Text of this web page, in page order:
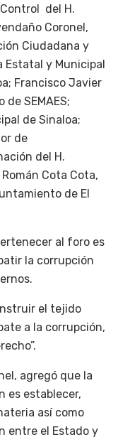
del H.
Coronel,
Ciudadana y
y Municipal
Francisco Javier
SEMAES;
de Sinaloa;
de
del H.
Cota Cota,
de El
al foro es
la corrupción
el tejido
a la corrupción,
agregó que la
es establecer,
así como
entre el Estado y